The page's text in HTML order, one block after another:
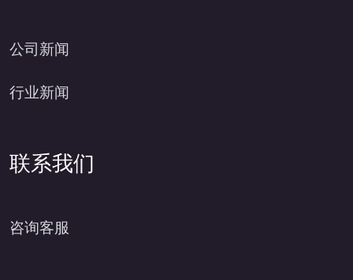
公司新闻
行业新闻
联系我们
咨询客服